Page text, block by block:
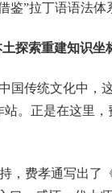
鉴”拉丁语语法
探索重建知识坐
国传统文化中，
。正是在这里
，费孝通写出了